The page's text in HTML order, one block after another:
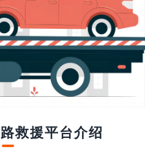
救援平台介绍